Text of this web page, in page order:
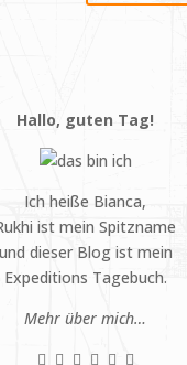
Hallo, guten Tag!
Ich heiße Bianca,
ist mein Spitzname
und dieser Blog ist mein
Expeditions Tagebuch.
Mehr über mich…